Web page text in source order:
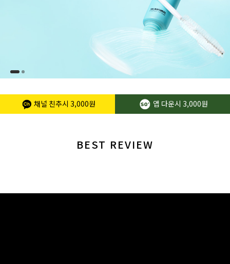
채널 친추시 3,000원 앱 다운시 3,000원
BEST REVIEW